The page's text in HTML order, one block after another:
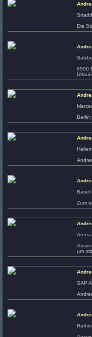
Die
6500
Berlin
Basel
Zum
Arena
um
SAP